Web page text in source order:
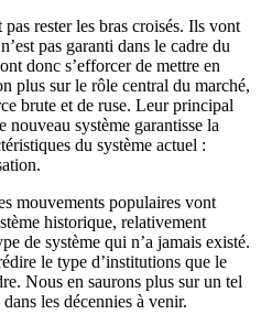
rester les bras croisés. Ils vont
pas garanti dans le cadre du
donc s’efforcer de mettre en
plus sur le rôle central du marché,
brute et de ruse. Leur principal
système garantisse la
du système actuel :
mouvements populaires vont
historique, relativement
de système qui n’a jamais existé.
le type d’institutions que le
Nous en saurons plus sur un tel
les décennies à venir.